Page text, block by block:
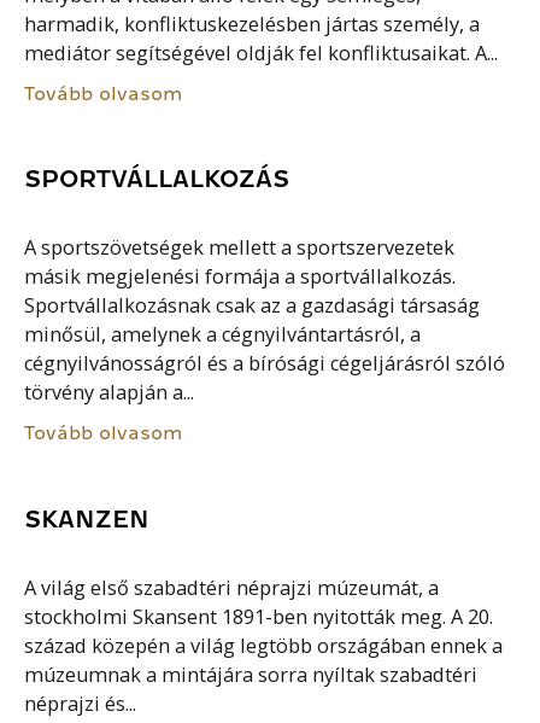
harmadik, konfliktuskezelésben jártas személy, a
mediátor segítségével oldják fel konfliktusaikat. A...
Tovább olvasom
SPORTVÁLLALKOZÁS
A sportszövetségek mellett a sportszervezetek
másik megjelenési formája a sportvállalkozás.
Sportvállalkozásnak csak az a gazdasági társaság
minősül, amelynek a cégnyilvántartásról, a
cégnyilvánosságról és a bírósági cégeljárásról szóló
törvény alapján a...
Tovább olvasom
SKANZEN
A világ első szabadtéri néprajzi múzeumát, a
stockholmi Skansent 1891-ben nyitották meg. A 20.
század közepén a világ legtöbb országában ennek a
múzeumnak a mintájára sorra nyíltak szabadtéri
néprajzi és...